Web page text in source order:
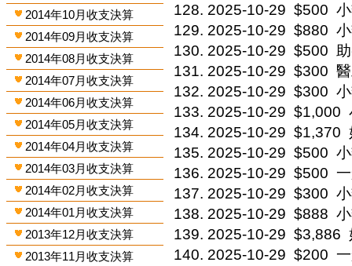
2014年10月收支決算
2014年09月收支決算
2014年08月收支決算
2014年07月收支決算
2014年06月收支決算
2014年05月收支決算
2014年04月收支決算
2014年03月收支決算
2014年02月收支決算
2014年01月收支決算
2013年12月收支決算
2013年11月收支決算
2025-10-29 $500
2025-10-29 $880
2025-10-29 $500
2025-10-29 $300
2025-10-29 $300
2025-10-29 $1,000
2025-10-29 $1,370
2025-10-29 $500
2025-10-29 $500
2025-10-29 $300
2025-10-29 $888
2025-10-29 $3,886
2025-10-29 $200